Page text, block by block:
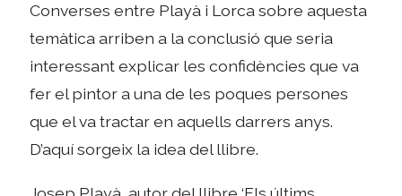
Converses entre Playà i Lorca sobre aquesta
temàtica arriben a la conclusió que seria
interessant explicar les confidències que va
fer el pintor a una de les poques persones
que el va tractar en aquells darrers anys.
D’aquí sorgeix la idea del llibre.